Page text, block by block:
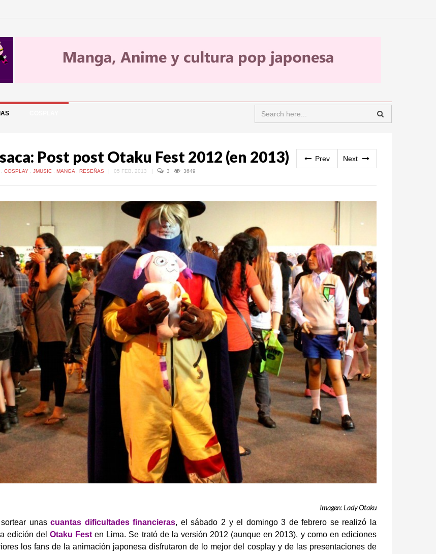
Post post Otaku Fest 2012 (en 2013) Prev Next
COSPLAY JMUSIC MANGA RESEÑAS | 05 FEB, 2013 | 3 3649
Imagen: Lady Otaku
sortear unascuantas dificultades financieras, el sábado 2 y el domingo 3 de febrero se realizó la
edición del Otaku Fest en Lima. Se trató de la versión 2012 (aunque en 2013), y como en ediciones
los fans de la animación japonesa disfrutaron de lo mejor del cosplay y de las presentaciones de